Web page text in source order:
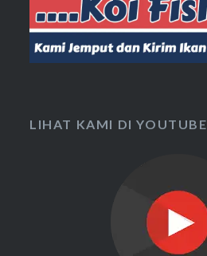
LIHAT KAMI DI YOUTUBE